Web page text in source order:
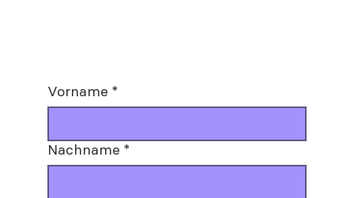
Vorname *
Nachname *